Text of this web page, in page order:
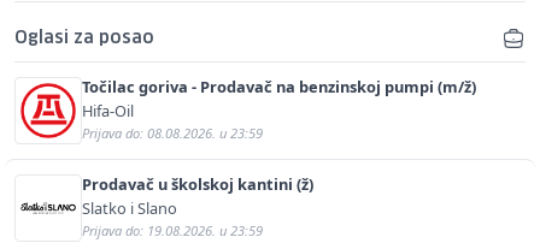
Oglasi za posao
Točilac goriva - Prodavač na benzinskoj pumpi (m/ž)
Hifa-Oil
Prijava do: 08.08.2026. u 23:59
Prodavač u školskoj kantini (ž)
Slatko i Slano
Prijava do: 19.08.2026. u 23:59